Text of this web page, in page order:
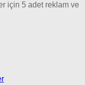
için 5 adet reklam ve